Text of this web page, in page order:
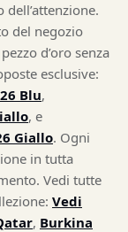
del negozio
d’oro senza
esclusive:
Blu,
, e
Giallo. Ogni
in tutta
Vedi tutte
Vedi
, Burkina